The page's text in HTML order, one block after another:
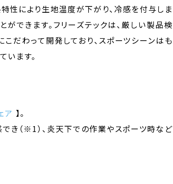
性により生地温度が下がり、冷感を付与しま
ができます。フリーズテックは、厳しい製品検
だわって開発しており、スポーツシーンはも
います。
ア 】。
（※1）、炎天下での作業やスポーツ時など